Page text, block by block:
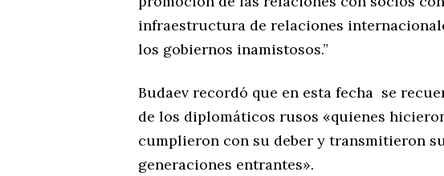
infraestructura de relaciones
los gobiernos inamistosos.”
Budaev recordó que en esta fecha se
de los diplomáticos rusos «quienes
cumplieron con su deber y transmitieron
generaciones entrantes».